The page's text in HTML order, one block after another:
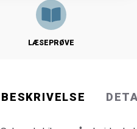
LÆSEPRØVE
BESKRIVELSE